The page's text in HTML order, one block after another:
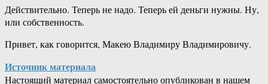
Действительно. Теперь не надо. Теперь ей деньги нужны. Ну,
или собственность.
Привет, как говорится, Макею Владимиру Владимировичу.
Источник материала
Настоящий материал самостоятельно опубликован в нашем